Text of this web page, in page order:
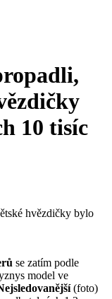
10 tisíc
se zatím podle
model ve
(foto)